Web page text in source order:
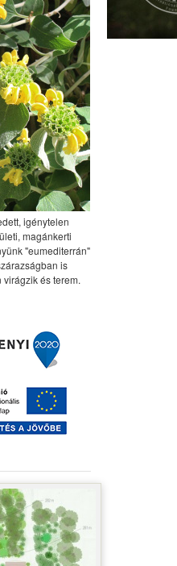
igénytelen
magánkerti
"eumediterrán"
is
és terem.